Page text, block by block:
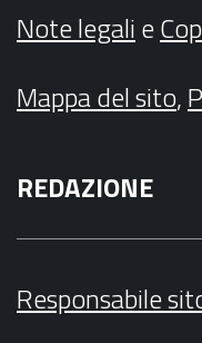
Note legalie
Mappa del sito,
REDAZIONE
Responsabile